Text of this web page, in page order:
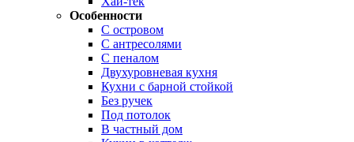
Особенности
С островом
С антресолями
С пеналом
Двухуровневая кухня
Кухни с барной стойкой
Без ручек
Под потолок
В частный дом